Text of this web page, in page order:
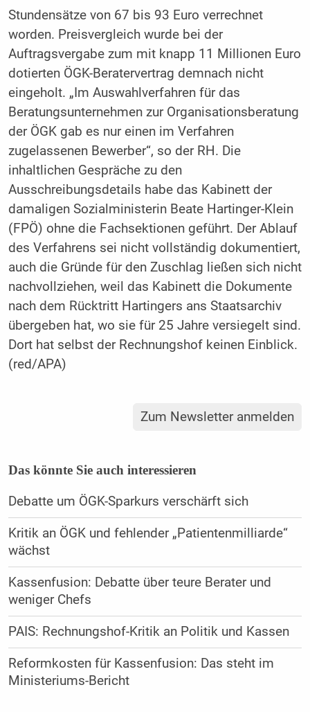
Stundensätze von 67 bis 93 Euro verrechnet
worden. Preisvergleich wurde bei der
Auftragsvergabe zum mit knapp 11 Millionen Euro
dotierten ÖGK-Beratervertrag demnach nicht
eingeholt. „Im Auswahlverfahren für das
Beratungsunternehmen zur Organisationsberatung
der ÖGK gab es nur einen im Verfahren
zugelassenen Bewerber“, so der RH. Die
inhaltlichen Gespräche zu den
Ausschreibungsdetails habe das Kabinett der
damaligen Sozialministerin Beate Hartinger-Klein
(FPÖ) ohne die Fachsektionen geführt. Der Ablauf
des Verfahrens sei nicht vollständig dokumentiert,
auch die Gründe für den Zuschlag ließen sich nicht
nachvollziehen, weil das Kabinett die Dokumente
nach dem Rücktritt Hartingers ans Staatsarchiv
übergeben hat, wo sie für 25 Jahre versiegelt sind.
Dort hat selbst der Rechnungshof keinen Einblick.
(red/APA)
Zum Newsletter anmelden
Das könnte Sie auch interessieren
Debatte um ÖGK-Sparkurs verschärft sich
Kritik an ÖGK und fehlender „Patientenmilliarde“
wächst
Kassenfusion: Debatte über teure Berater und
weniger Chefs
PAIS: Rechnungshof-Kritik an Politik und Kassen
Reformkosten für Kassenfusion: Das steht im
Ministeriums-Bericht